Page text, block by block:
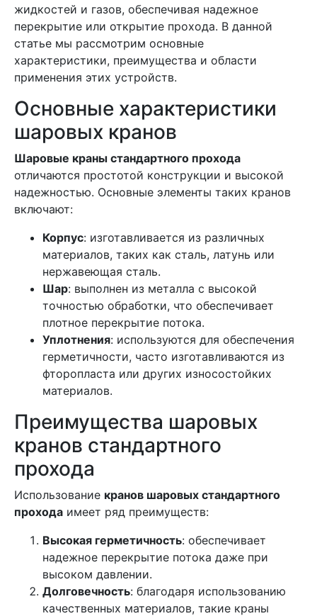
жидкостей и газов, обеспечивая надежное
перекрытие или открытие прохода. В данной
статье мы рассмотрим основные
характеристики, преимущества и области
применения этих устройств.
Основные характеристики
шаровых кранов
Шаровые краны стандартного прохода
отличаются простотой конструкции и высокой
надежностью. Основные элементы таких кранов
включают:
Корпус: изготавливается из различных
материалов, таких как сталь, латунь или
нержавеющая сталь.
Шар: выполнен из металла с высокой
точностью обработки, что обеспечивает
плотное перекрытие потока.
Уплотнения: используются для обеспечения
герметичности, часто изготавливаются из
фторопласта или других износостойких
материалов.
Преимущества шаровых
кранов стандартного
прохода
Использование кранов шаровых стандартного
прохода имеет ряд преимуществ:
Высокая герметичность: обеспечивает
надежное перекрытие потока даже при
высоком давлении.
Долговечность: благодаря использованию
качественных материалов, такие краны